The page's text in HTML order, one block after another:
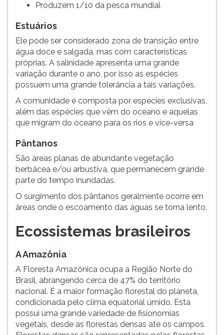
Produzem 1/10 da pesca mundial
Estuários
Ele pode ser considerado zona de transição entre
água doce e salgada, mas com características
próprias. A salinidade apresenta uma grande
variação durante o ano, por isso as espécies
possuem uma grande tolerância a tais variações.
A comunidade é composta por espécies exclusivas,
além das espécies que vêm do oceano e aquelas
que migram do oceano para os rios e vice-versa
Pântanos
São áreas planas de abundante vegetação
berbácea e/ou arbustiva, que permanecem grande
parte do tempo inundadas.
O surgimento dos pântanos geralmente ocorre em
áreas onde o escoamento das águas se torna lento.
Ecossistemas brasileiros
A Amazônia
A Floresta Amazônica ocupa a Região Norte do
Brasil, abrangendo cerca de 47% do território
nacional. É a maior formação florestal do planeta,
condicionada pelo clima equatorial úmido. Esta
possui uma grande variedade de fisionomias
vegetais, desde as florestas densas até os campos.